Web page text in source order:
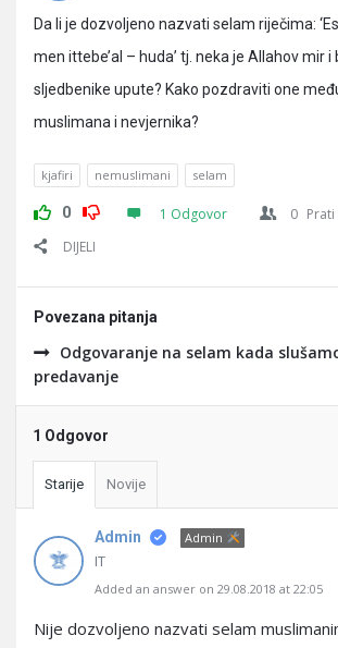
Da li je dozvoljeno nazvati selam riječima:
men ittebe’al – huda’ tj. neka je Allahov mir i
sljedbenike upute? Kako pozdraviti one
muslimana i nevjernika?
kjafiri nemuslimani selam
0 1 Odgovor 0 Prati
DIJELI
Povezana pitanja
Odgovaranje na selam kada
predavanje
1 Odgovor
Starije Novije
Admin Admin
IT
Added an answer on 29.08.2018 at 22:05
Nije dozvoljeno nazvati selam